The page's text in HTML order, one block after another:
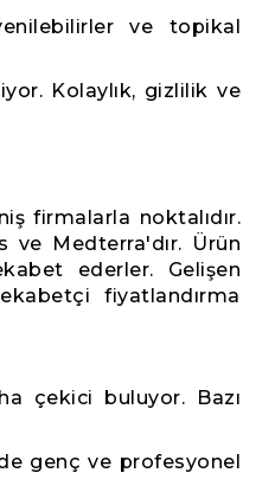
ve topikal
Kolaylık, gizlilik ve
firmalarla noktalıdır.
ve Medterra'dır. Ürün
ederler. Gelişen
fiyatlandırma
çekici buluyor. Bazı
genç ve profesyonel